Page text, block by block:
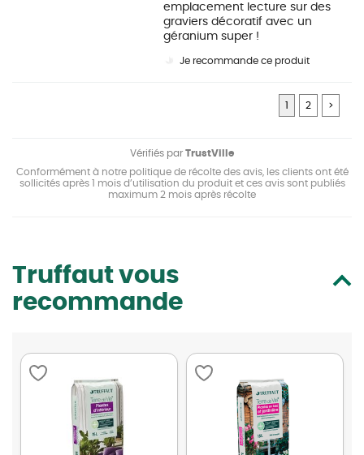
emplacement lecture sur des
graviers décoratif avec un
géranium super !
Je recommande ce produit
1 2 >
Vérifiés par TrustVille
Conformément à notre politique de récolte des avis, les clients ont été
sollicités après 1 mois d’utilisation du produit et ces avis sont publiés
maximum 2 mois après récolte
Truffaut vous
recommande